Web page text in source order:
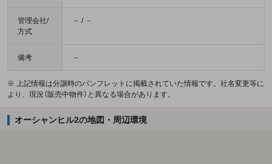
管理会社/
方式
－ / －
備考 －
※ 上記情報は分譲時のパンフレットに掲載されていた情報です。社名変更等に
より、現況（販売中物件）と異なる場合があります。
オーシャンヒル2の地図・周辺環境